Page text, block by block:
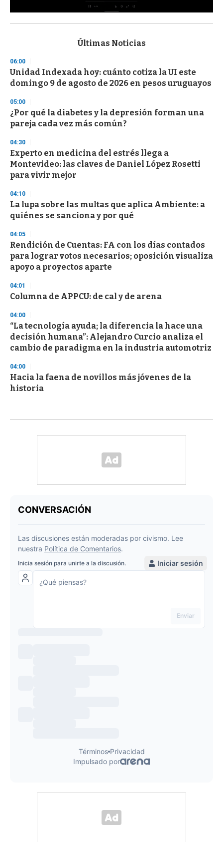
s
d
s
o
f
3
s
e
c
n
d
s
Últimas Noticias
06:00
Unidad Indexada hoy: cuánto cotiza la UI este
domingo 9 de agosto de 2026 en pesos uruguayos
05:00
¿Por qué la diabetes y la depresión forman una
pareja cada vez más común?
04:30
Experto en medicina del estrés llega a
Montevideo: las claves de Daniel López Rosetti
para vivir mejor
04:10
La lupa sobre las multas que aplica Ambiente: a
quiénes se sanciona y por qué
04:05
Rendición de Cuentas: FA con los días contados
para lograr votos necesarios; oposición visualiza
apoyo a proyectos aparte
04:01
Columna de APPCU: de cal y de arena
04:00
“La tecnología ayuda; la diferencia la hace una
decisión humana”: Alejandro Curcio analiza el
cambio de paradigma en la industria automotriz
04:00
Hacia la faena de novillos más jóvenes de la
historia